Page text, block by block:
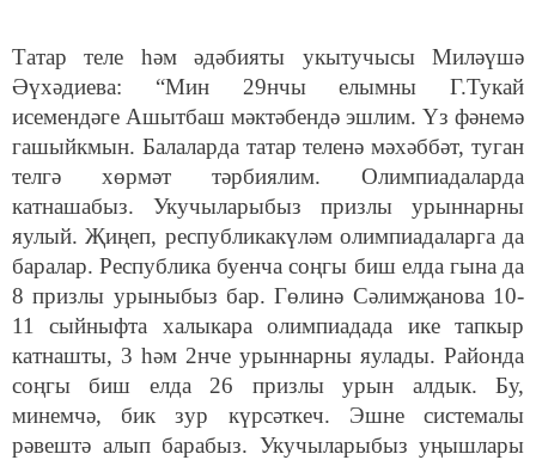
Татар теле һәм әдәбияты укытучысы Миләүшә
Әүхәдиева: “Мин 29нчы елымны Г.Тукай
исемендәге Ашытбаш мәктәбендә эшлим. Үз фәнемә
гашыйкмын. Балаларда татар теленә мәхәббәт, туган
телгә хөрмәт тәрбиялим. Олимпиадаларда
катнашабыз. Укучыларыбыз призлы урыннарны
яулый. Җиңеп, республикакүләм олимпиадаларга да
баралар. Республика буенча соңгы биш елда гына да
8 призлы урыныбыз бар. Гөлинә Сәлимҗанова 10-
11 сыйныфта халыкара олимпиадада ике тапкыр
катнашты, 3 һәм 2нче урыннарны яулады. Районда
соңгы биш елда 26 призлы урын алдык. Бу,
минемчә, бик зур күрсәткеч. Эшне системалы
рәвештә алып барабыз. Укучыларыбыз уңышлары